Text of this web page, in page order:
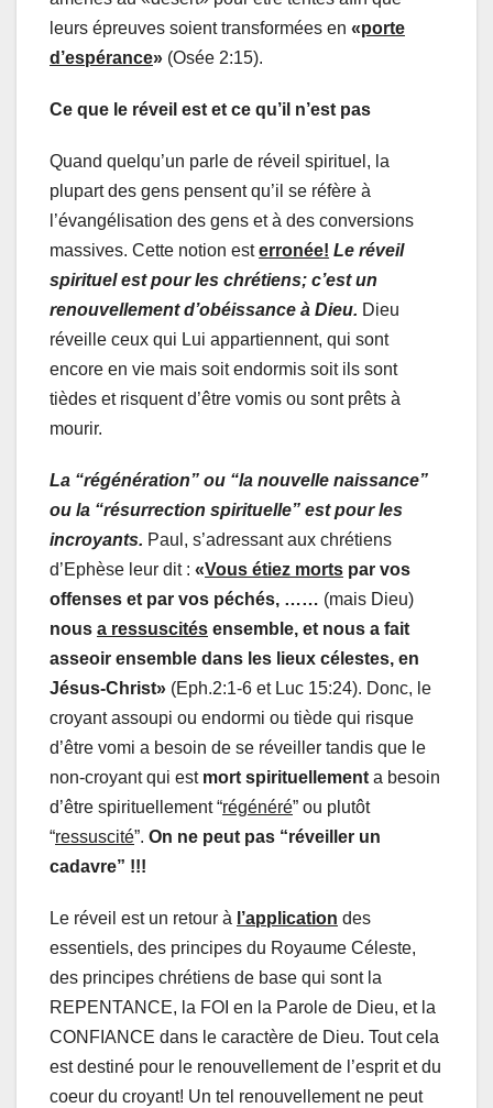
leurs épreuves soient transformées en «porte
d’espérance» (Osée 2:15).
Ce que le réveil est et ce qu’il n’est pas
Quand quelqu’un parle de réveil spirituel, la
plupart des gens pensent qu’il se réfère à
l’évangélisation des gens et à des conversions
massives. Cette notion esterronée! Le réveil
spirituel est pour les chrétiens; c’est un
renouvellement d’obéissance à Dieu. Dieu
réveille ceux qui Lui appartiennent, qui sont
encore en vie mais soit endormis soit ils sont
tièdes et risquent d’être vomis ou sont prêts à
mourir.
La “régénération” ou “la nouvelle naissance”
ou la “résurrection spirituelle” est pour les
incroyants. Paul, s’adressant aux chrétiens
d’Ephèse leur dit : «Vous étiez morts par vos
offenses et par vos péchés, …… (mais Dieu)
nous a ressuscités ensemble, et nous a fait
asseoir ensemble dans les lieux célestes, en
Jésus-Christ» (Eph.2:1-6 et Luc 15:24). Donc, le
croyant assoupi ou endormi ou tiède qui risque
d’être vomi a besoin de se réveiller tandis que le
non-croyant qui est mort spirituellement a besoin
d’être spirituellement “régénéré” ou plutôt
“ressuscité”. On ne peut pas “réveiller un
cadavre” !!!
Le réveil est un retour à l’application des
essentiels, des principes du Royaume Céleste,
des principes chrétiens de base qui sont la
REPENTANCE, la FOI en la Parole de Dieu, et la
CONFIANCE dans le caractère de Dieu. Tout cela
est destiné pour le renouvellement de l’esprit et du
coeur du croyant! Un tel renouvellement ne peut